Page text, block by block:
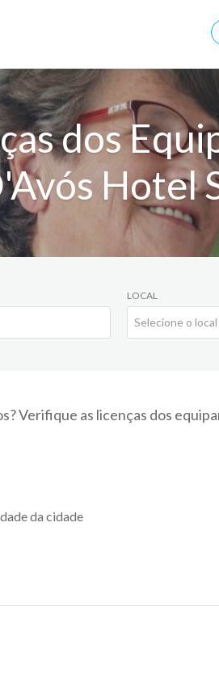
dos
Hotel
LOCAL
Selecione o local
Verifique as licenças dos
da cidade